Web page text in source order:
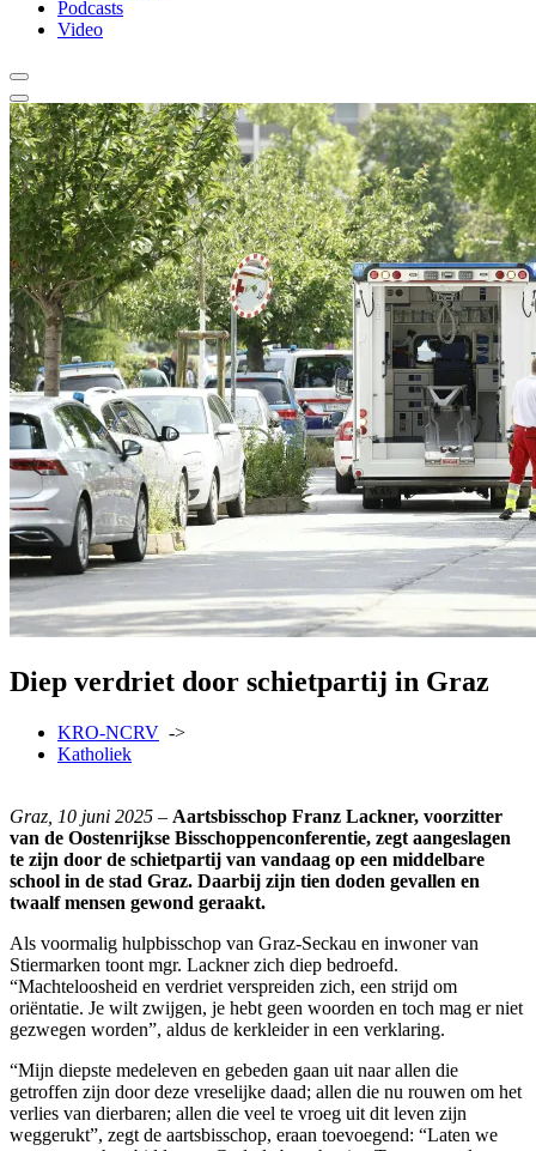
Podcasts
Video
Diep verdriet door schietpartij in Graz
KRO-NCRV ->
Katholiek
Graz, 10 juni 2025 – Aartsbisschop Franz Lackner, voorzitter
van de Oostenrijkse Bisschoppenconferentie, zegt aangeslagen
te zijn door de schietpartij van vandaag op een middelbare
school in de stad Graz. Daarbij zijn tien doden gevallen en
twaalf mensen gewond geraakt.
Als voormalig hulpbisschop van Graz-Seckau en inwoner van
Stiermarken toont mgr. Lackner zich diep bedroefd.
“Machteloosheid en verdriet verspreiden zich, een strijd om
oriëntatie. Je wilt zwijgen, je hebt geen woorden en toch mag er niet
gezwegen worden”, aldus de kerkleider in een verklaring.
“Mijn diepste medeleven en gebeden gaan uit naar allen die
getroffen zijn door deze vreselijke daad; allen die nu rouwen om het
verlies van dierbaren; allen die veel te vroeg uit dit leven zijn
weggerukt”, zegt de aartsbisschop, eraan toevoegend: “Laten we